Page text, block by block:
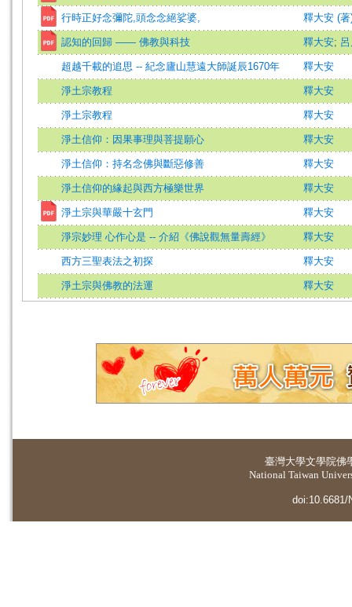
行時正好念彌陀,頭念念絕娑婆, 釋大安 (著
認知的回歸 —— 佛教與科技 釋大安;
超越千載的追思 -- 紀念廬山慧遠大師誕辰1670年 釋大安
淨土宗教程 釋大安
淨土宗教程 釋大安
淨土信仰：因果事理與菩提願心 釋大安
淨土信仰：持名念佛與斷惡修善 釋大安
淨土信仰的緣起與西方極樂世界 釋大安
淨土宗與華嚴十玄門 釋大安
淨宗妙理 心作心是 -- 介紹《佛說觀無量壽經》 釋大安
西方三聖表法之初探 釋大安
淨土宗與佛教的法運 釋大安
臺灣大學文學院佛
National Taiwan
doi:10.6681/